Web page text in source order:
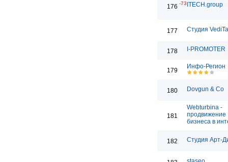
176 -73 ITECH.group
177 Студия VediTa
178 I-PROMOTER
179
Инфо-Регион
180 Dovgun & Co
181
Webturbina -
продвижение
бизнеса в
182 Студия Арт-